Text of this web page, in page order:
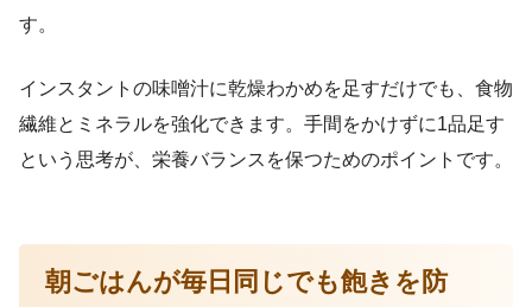
す。
インスタントの味噌汁に乾燥わかめを足すだけでも、食物
繊維とミネラルを強化できます。手間をかけずに1品足す
という思考が、栄養バランスを保つためのポイントです。
朝ごはんが毎日同じでも飽きを防